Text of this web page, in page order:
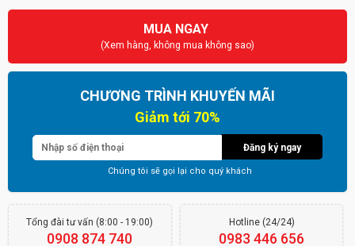
MUA NGAY
(Xem hàng, không mua không sao)
CHƯƠNG TRÌNH KHUYẾN MÃI
Đăng ký ngay
Chúng tôi sẽ gọi lại cho quý khách
Tổng đài tư vấn (8:00 - 19:00)
0908 874 740
Hotline (24/24)
0983 446 656